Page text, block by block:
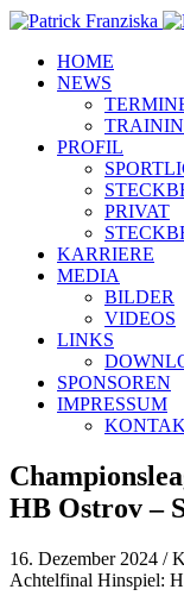
HOME
NEWS
PROFIL
PRIVAT
KARRIERE
MEDIA
BILDER
VIDEOS
LINKS
SPONSOREN
IMPRESSUM
HB Ostrov –
16. Dezember 2024 /
Achtelfinal Hinspiel: